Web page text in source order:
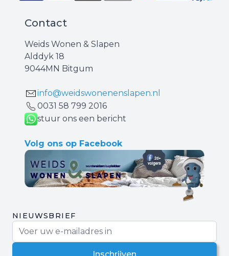
Contact
Weids Wonen & Slapen
Alddyk 18
9044MN Bitgum
info@weidswonenenslapen.nl
0031 ‪58 799 2016‬
stuur ons een bericht
Volg ons op Facebook
NIEUWSBRIEF